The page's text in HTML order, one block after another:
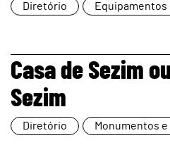
Diretório
page
Casa de Sezim
Sezim
Diretório Monumentos